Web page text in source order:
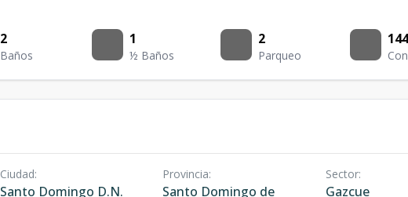
2
Baños
1
½ Baños
2
Parqueo
144
Ciudad:
Santo Domingo D.N.
Provincia:
Santo Domingo de
Sector:
Gazcue